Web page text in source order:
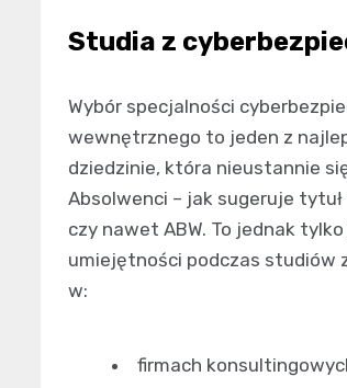
Studia z
Wybór specjalności
wewnętrznego to jeden z
dziedzinie, która nieustannie
Absolwenci – jak sugeruje
czy nawet ABW. To jednak
umiejętności podczas studiów
w:
firmach